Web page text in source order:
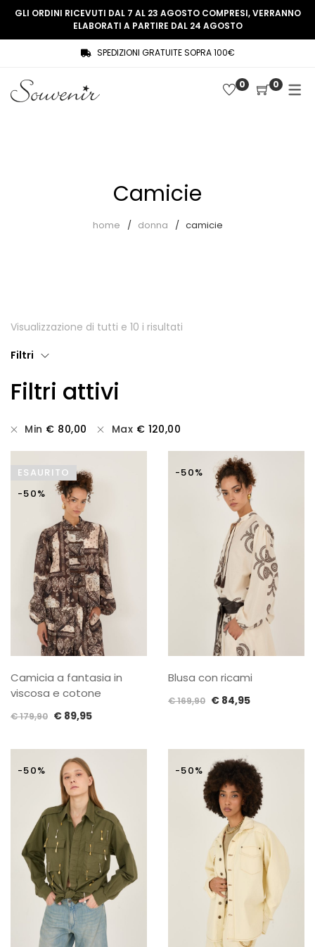
SHOP
Souvenir Privée
Maglie
Pantaloni
Tutti
Gift Card
COLLEZIONE
THREE WOMEN, ONE MEMORY
GLI ORDINI RICEVUTI DAL 7 AL 23 AGOSTO COMPRESI, VERRANNO
ELABORATI A PARTIRE DAL 24 AGOSTO
SPEDIZIONI GRATUITE SOPRA 100€
0 0
Camicie
home donna camicie
Visualizzazione di tutti e 10 i risultati
Filtri
Filtri attivi
Min € 80,00 Max € 120,00
ESAURITO
-50%
Camicia a fantasia in
viscosa e cotone
€179,90 Il
originale
era:
€ 179,90.
€ 89,95Il
attuale
€ 89,95.
-50%
Blusa con ricami
€169,90 Il
era:
€ 169,90.
€ 84,95Il
è:
€ 84,95.
-50% -50%